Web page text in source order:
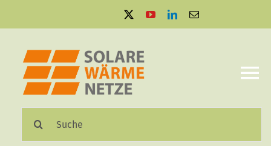
springen
Solare Wärmenetze
nach: